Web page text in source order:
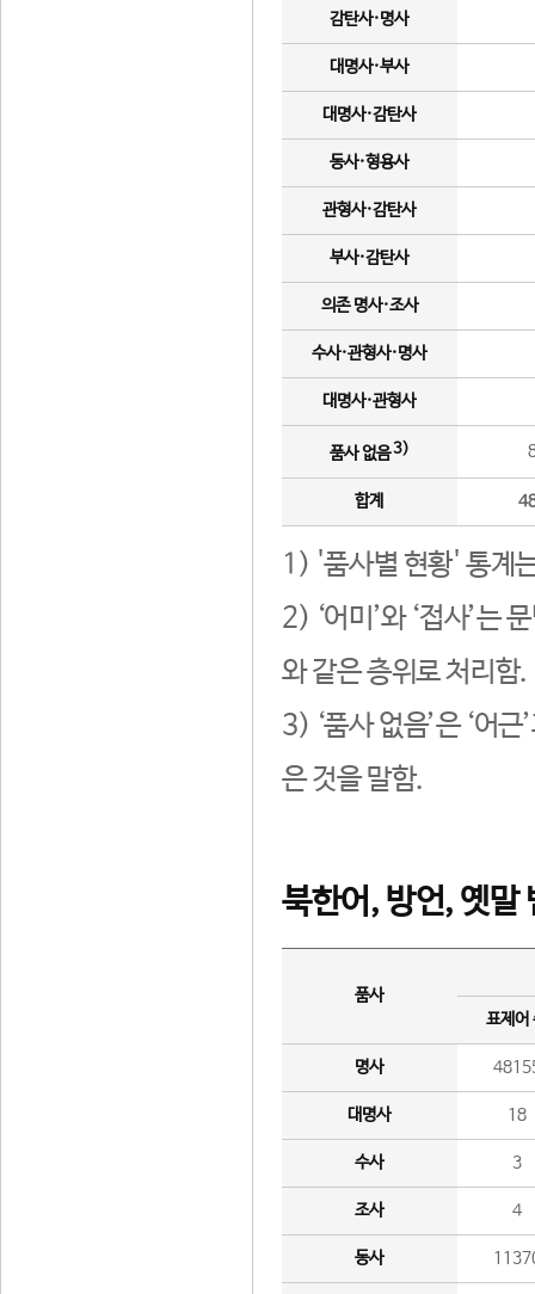
감탄사·명사
대명사·부사
대명사·감탄사
동사·형용사
관형사·감탄사
부사·감탄사
의존 명사·조사
수사·관형사·명사
대명사·관형사
품사 없음3)
합계
1) '품사별 현황' 통계
2) ‘어미’와 ‘접사’는
와 같은 층위로 처리함.
3) ‘품사 없음’은 ‘어
은 것을 말함.
북한어, 방언, 옛말
품사
표제어
명사
대명사 18
수사 3
조사 4
동사